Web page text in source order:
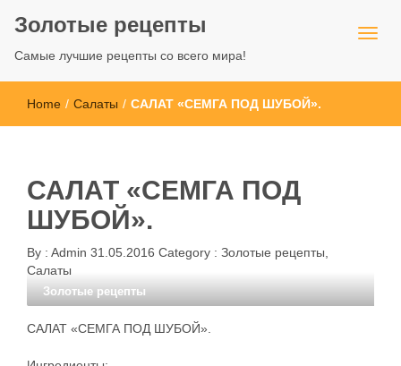
Золотые рецепты
Самые лучшие рецепты со всего мира!
Home / Салаты / САЛАТ «СЕМГА ПОД ШУБОЙ».
САЛАТ «СЕМГА ПОД
ШУБОЙ».
By : Admin 31.05.2016 Category : Золотые рецепты
Салаты
Золотые рецепты
САЛАТ «СЕМГА ПОД ШУБОЙ».